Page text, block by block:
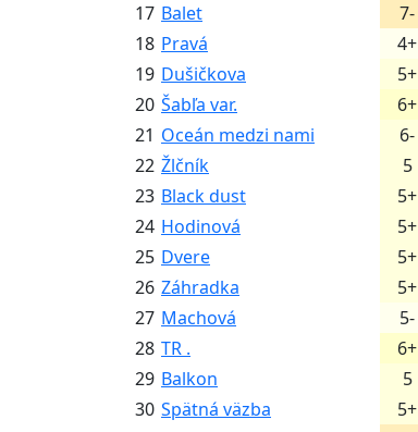
17 Balet 7-
18 Pravá 4+
19 Dušičkova 5+
20 Šabľa var. 6+
21 Oceán medzi nami 6-
22 Žlčník 5
23 Black dust 5+
24 Hodinová 5+
25 Dvere 5+
26 Záhradka 5+
27 Machová 5-
28 TR . 6+
29 Balkon 5
30 Spätná väzba 5+